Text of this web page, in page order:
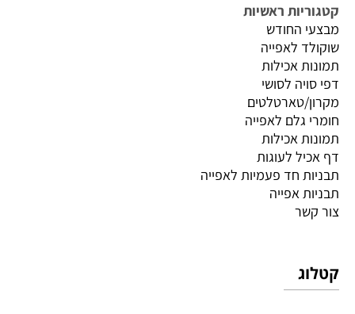
קטגוריות ראשיות
מבצעי החודש
שוקולד לאפייה
תמונות אכילות
דפי סויה לסושי
מקרון/טארטלטים
חומרי גלם לאפייה
תמונות אכילות
דף אכיל לעוגות
תבניות חד פעמיות לאפייה
תבניות אפייה
צור קשר
קטלוג